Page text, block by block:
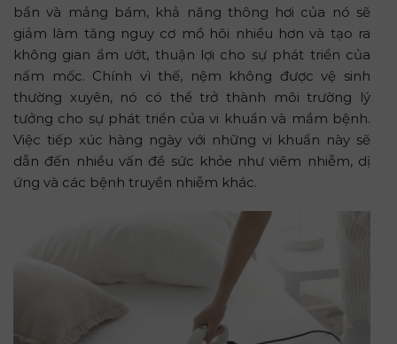
bẩn và mảng bám, khả năng thông hơi của nó sẽ
giảm làm tăng nguy cơ mồ hôi nhiều hơn và tạo ra
không gian ẩm ướt, thuận lợi cho sự phát triển của
nấm mốc. Chính vì thế, nệm không được vệ sinh
thường xuyên, nó có thể trở thành môi trường lý
tưởng cho sự phát triển của vi khuẩn và mầm bệnh.
Việc tiếp xúc hàng ngày với những vi khuẩn này sẽ
dẫn đến nhiều vấn đề sức khỏe như viêm nhiễm, dị
ứng và các bệnh truyền nhiễm khác.